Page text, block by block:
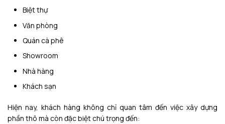
Biệt thự
Văn phòng
Quán cà phê
Showroom
Nhà hàng
Khách sạn
Hiện nay, khách hàng không chỉ quan tâm đến việc xây dựng
phần thô mà còn đặc biệt chú trọng đến: